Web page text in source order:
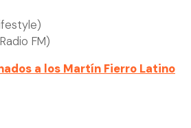
FM)
a los Martín Fierro Latino